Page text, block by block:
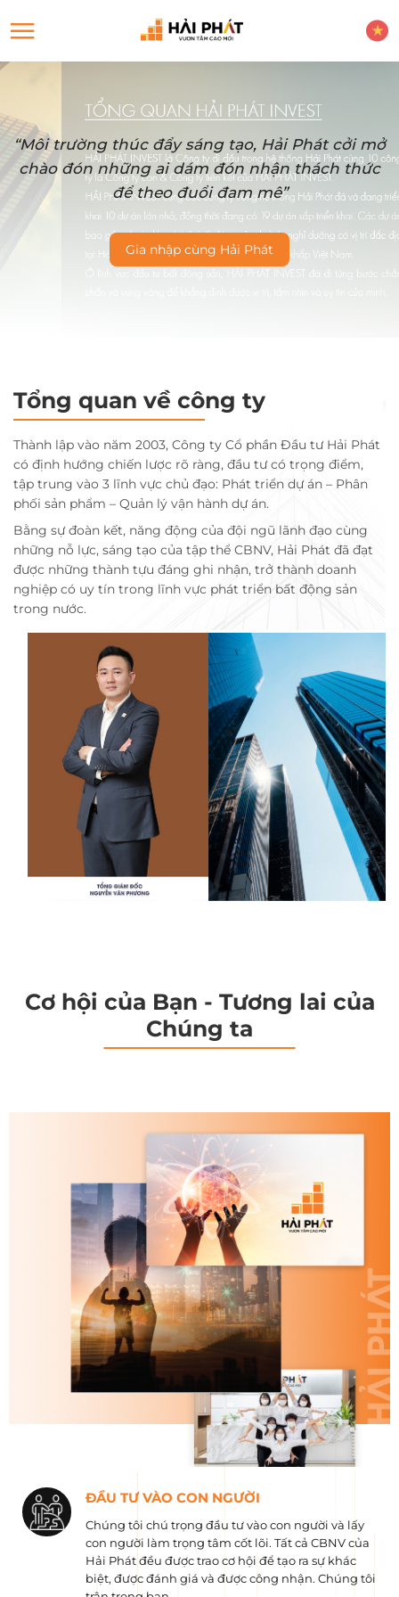
“Môi trường thúc đẩy sáng tạo, Hải Phát cởi mở
chào đón những ai dám đón nhận thách thức
để theo đuổi đam mê”
Gia nhập cùng Hải Phát
Tổng quan về công ty
Thành lập vào năm 2003, Công ty Cổ phần Đầu tư Hải Phát
có định hướng chiến lược rõ ràng, đầu tư có trọng điểm,
tập trung vào 3 lĩnh vực chủ đạo: Phát triển dự án – Phân
phối sản phẩm – Quản lý vận hành dự án.
Bằng sự đoàn kết, năng động của đội ngũ lãnh đạo cùng
những nỗ lực, sáng tạo của tập thể CBNV, Hải Phát đã đạt
được những thành tựu đáng ghi nhận, trở thành doanh
nghiệp có uy tín trong lĩnh vực phát triển bất động sản
trong nước.
Cơ hội của Bạn - Tương lai của
Chúng ta
ĐẦU TƯ VÀO CON NGƯỜI
Chúng tôi chú trọng đầu tư vào con người và lấy
con người làm trọng tâm cốt lõi. Tất cả CBNV của
Hải Phát đều được trao cơ hội để tạo ra sự khác
biệt, được đánh giá và được công nhận. Chúng tôi